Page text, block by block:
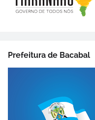
Prefeitura de Bacabal